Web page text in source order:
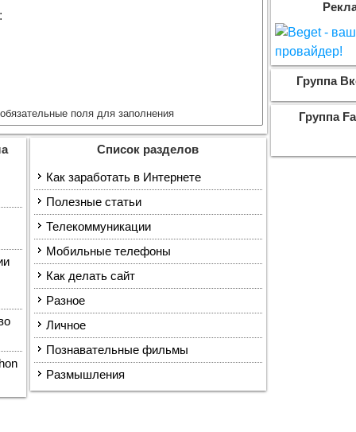
поля для заполнения
Список разделов
Как заработать в Интернете
Полезные статьи
Телекоммуникации
Мобильные телефоны
Как делать сайт
Разное
Личное
Познавательные фильмы
Размышления
Группа
Группа